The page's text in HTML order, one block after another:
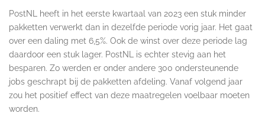
PostNL heeft in het eerste kwartaal van 2023 een stuk minder
pakketten verwerkt dan in dezelfde periode vorig jaar. Het gaat
over een daling met 6,5%. Ook de winst over deze periode lag
daardoor een stuk lager. PostNL is echter stevig aan het
besparen. Zo werden er onder andere 300 ondersteunende
jobs geschrapt bij de pakketten afdeling. Vanaf volgend jaar
zou het positief effect van deze maatregelen voelbaar moeten
worden.